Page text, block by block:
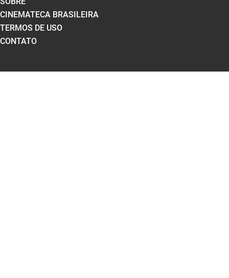
CINEMATECA BRASILEIRA
TERMOS DE USO
CONTATO